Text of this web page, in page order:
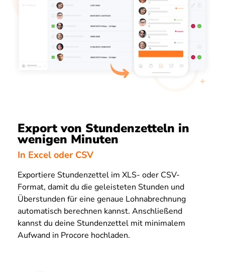
Export von Stundenzetteln in
wenigen Minuten
In Excel oder CSV
Exportiere Stundenzettel im XLS- oder CSV-
Format, damit du die geleisteten Stunden und
Überstunden für eine genaue Lohnabrechnung
automatisch berechnen kannst. Anschließend
kannst du deine Stundenzettel mit minimalem
Aufwand in Procore hochladen.